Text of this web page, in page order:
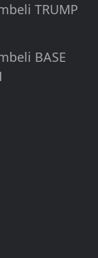
TRUMP
BASE